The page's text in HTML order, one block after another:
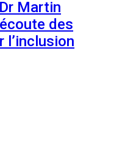
Martin
des
l’inclusion